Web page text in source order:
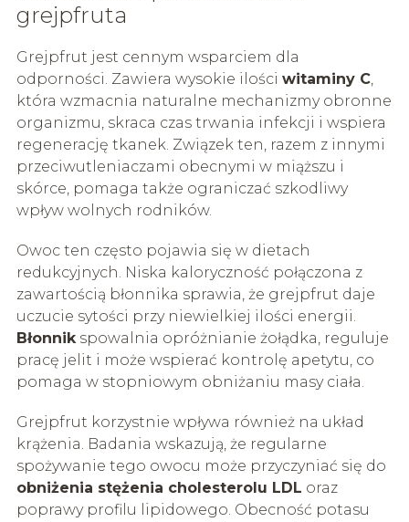
grejpfruta
Grejpfrut jest cennym wsparciem dla
odporności. Zawiera wysokie ilości witaminy C,
która wzmacnia naturalne mechanizmy obronne
organizmu, skraca czas trwania infekcji i wspiera
regenerację tkanek. Związek ten, razem z innymi
przeciwutleniaczami obecnymi w miąższu i
skórce, pomaga także ograniczać szkodliwy
wpływ wolnych rodników.
Owoc ten często pojawia się w dietach
redukcyjnych. Niska kaloryczność połączona z
zawartością błonnika sprawia, że grejpfrut daje
uczucie sytości przy niewielkiej ilości energii.
Błonnikspowalnia opróżnianie żołądka, reguluje
pracę jelit i może wspierać kontrolę apetytu, co
pomaga w stopniowym obniżaniu masy ciała.
Grejpfrut korzystnie wpływa również na układ
krążenia. Badania wskazują, że regularne
spożywanie tego owocu może przyczyniać się do
obniżenia stężenia cholesterolu LDL oraz
poprawy profilu lipidowego. Obecność potasu